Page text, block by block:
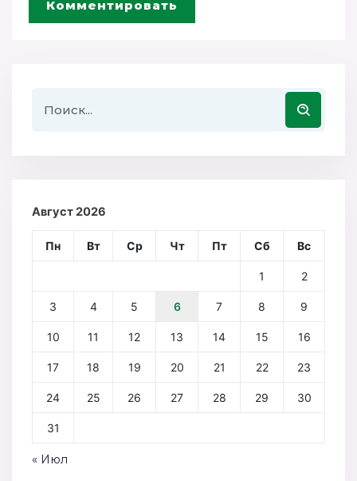
Август 2026
Пн Вт Ср Чт Пт Сб Вс
1 2
3 4 5 6 7 8 9
10 11 12 13 14 15 16
17 18 19 20 21 22 23
24 25 26 27 28 29 30
31
« Июл